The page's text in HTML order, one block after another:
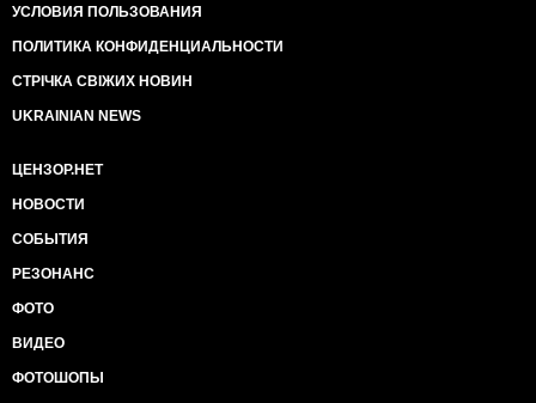
УСЛОВИЯ ПОЛЬЗОВАНИЯ
ПОЛИТИКА КОНФИДЕНЦИАЛЬНОСТИ
СТРІЧКА СВІЖИХ НОВИН
UKRAINIAN NEWS
ЦЕНЗОР.НЕТ
НОВОСТИ
СОБЫТИЯ
РЕЗОНАНС
ФОТО
ВИДЕО
ФОТОШОПЫ